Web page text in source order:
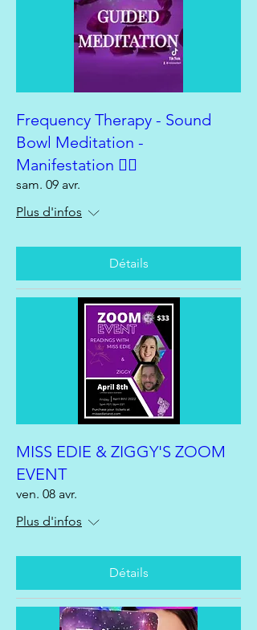
Frequency Therapy - Sound
Bowl Meditation -
Manifestation 🧘‍♀️
sam. 09 avr.
Plus d'infos
Détails
MISS EDIE & ZIGGY'S ZOOM
EVENT
ven. 08 avr.
Plus d'infos
Détails